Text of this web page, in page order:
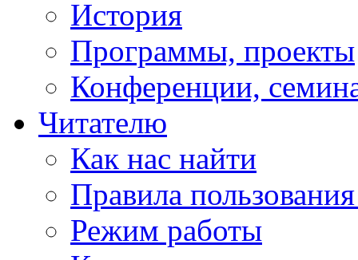
История
Программы, проекты
Конференции,
Читателю
Как нас найти
Правила
Режим работы